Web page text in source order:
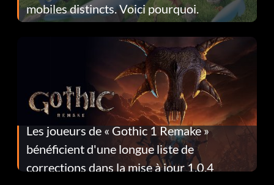
mobiles distincts. Voici pourquoi.
Les joueurs de « Gothic 1 Remake »
bénéficient d'une longue liste de
corrections dans la mise à jour 1.0.4